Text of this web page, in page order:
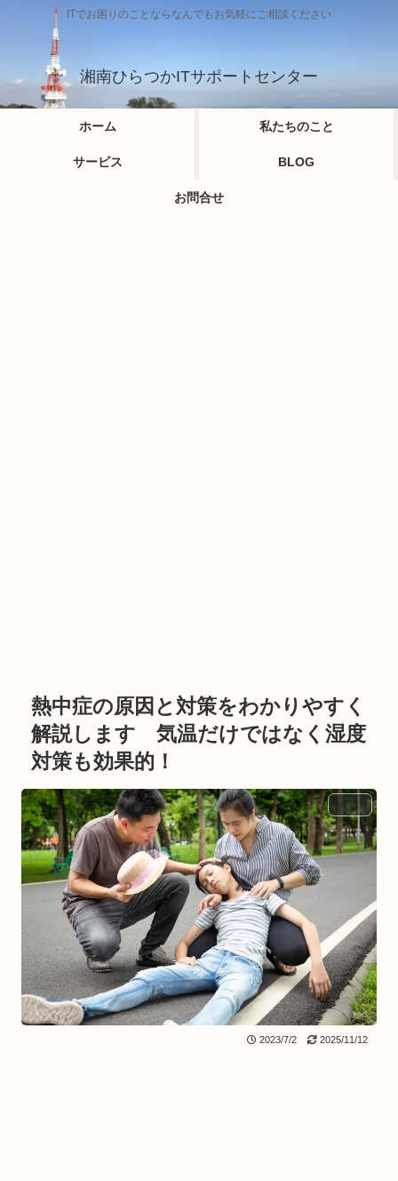
ITでお困りのことならなんでもお気軽にご相談ください
湘南ひらつかITサポートセンター
ホーム 私たちのこと
サービス BLOG
お問合せ
熱中症の原因と対策をわかりやすく
解説します 気温だけではなく湿度
対策も効果的！
BLOG
2023/7/2 2025/11/12